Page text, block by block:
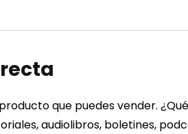
que puedes vender.
audiolibros, boletines,